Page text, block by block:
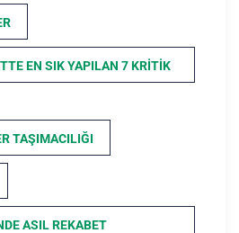
EN SIK YAPILAN 7 KRITIK
TAŞIMACILIĞI
ASIL REKABET